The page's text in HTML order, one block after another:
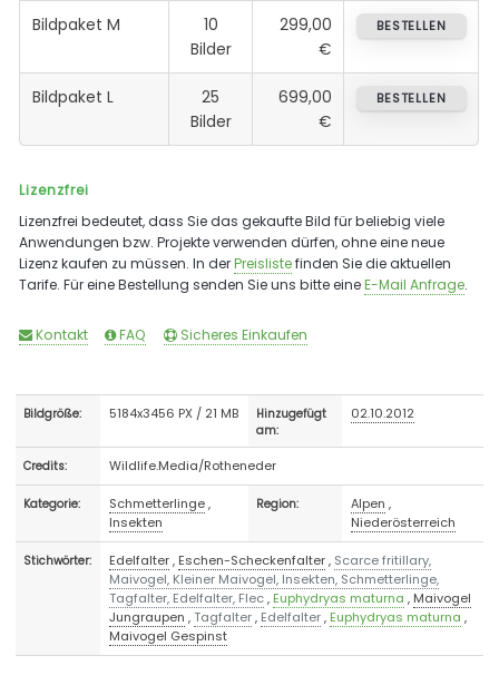
Bildpaket M
10
Bilder
299,00
€
BESTELLEN
Bildpaket L
25
Bilder
699,00
€
BESTELLEN
Lizenzfrei
Lizenzfrei bedeutet, dass Sie das gekaufte Bild für beliebig viele
Anwendungen bzw. Projekte verwenden dürfen, ohne eine neue
Lizenz kaufen zu müssen. In derPreislistefinden Sie die aktuellen
Tarife. Für eine Bestellung senden Sie uns bitte eineE-Mail Anfrage.
Kontakt FAQ Sicheres Einkaufen
Bildgröße: 5184x3456 PX / 21 MB
Hinzugefügt
am:
02.10.2012
Credits: Wildlife.Media/Rotheneder
Kategorie: Schmetterlinge,
Insekten
Region: Alpen ,
Niederösterreich
Stichwörter: Edelfalter, Eschen-Scheckenfalter, Scarce fritillary,
Maivogel, Kleiner Maivogel, Insekten, Schmetterlinge,
Tagfalter, Edelfalter, Flec, Euphydryas maturna , Maivogel
Jungraupen ,Tagfalter, Edelfalter, Euphydryas maturna ,
Maivogel Gespinst